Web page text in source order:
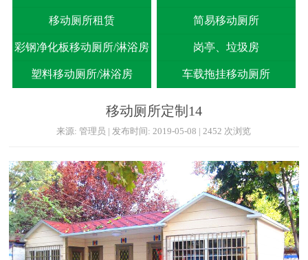
移动厕所租赁 简易移动厕所
彩钢净化板移动厕所/淋浴房 岗亭、垃圾房
塑料移动厕所/淋浴房 车载拖挂移动厕所
移动厕所定制14
来源: 管理员 | 发布时间: 2019-05-08 | 2452 次浏览